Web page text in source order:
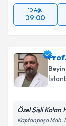
10 Ağu
09:00
Özel Şişli Kolan
Kaptanpaşa Mah.